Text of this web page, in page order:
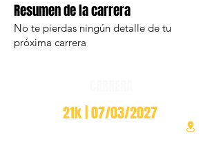
Resumen de la carrera
No te pierdas ningún detalle de tu
próxima carrera
21k | 07/03/2027